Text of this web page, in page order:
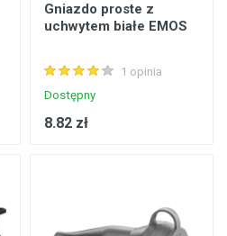
Gniazdo proste z
uchwytem białe EMOS
1 opinia
Dostępny
8.82 zł